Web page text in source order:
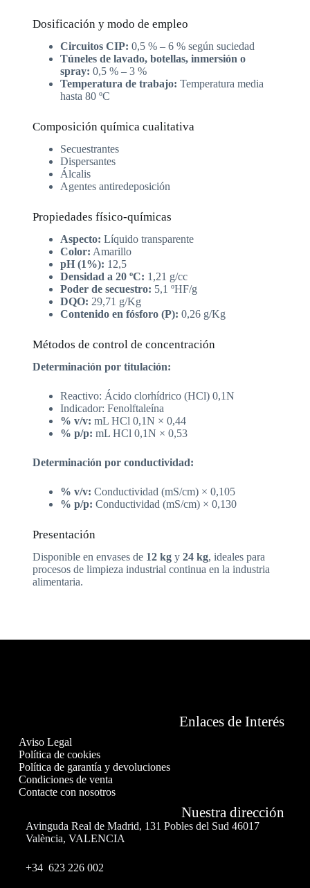
Dosificación y modo de empleo
Circuitos CIP: 0,5 % – 6 % según suciedad
Túneles de lavado, botellas, inmersión o
spray: 0,5 % – 3 %
Temperatura de trabajo: Temperatura media
hasta 80 ºC
Composición química cualitativa
Secuestrantes
Dispersantes
Álcalis
Agentes antiredeposición
Propiedades físico-químicas
Aspecto: Líquido transparente
Color: Amarillo
pH (1%): 12,5
Densidad a 20 ºC: 1,21 g/cc
Poder de secuestro: 5,1 ºHF/g
DQO: 29,71 g/Kg
Contenido en fósforo (P): 0,26 g/Kg
Métodos de control de concentración
Determinación por titulación:
Reactivo: Ácido clorhídrico (HCl) 0,1N
Indicador: Fenolftaleína
% v/v: mL HCl 0,1N × 0,44
% p/p: mL HCl 0,1N × 0,53
Determinación por conductividad:
% v/v: Conductividad (mS/cm) × 0,105
% p/p: Conductividad (mS/cm) × 0,130
Presentación
Disponible en envases de 12 kgy 24 kg, ideales para
procesos de limpieza industrial continua en la industria
alimentaria.
Enlaces de Interés
Aviso Legal
Política de cookies
Política de garantía y devoluciones
Condiciones de venta
Contacte con nosotros
Nuestra dirección
Avinguda Real de Madrid, 131 Pobles del Sud 46017
València, VALENCIA
+34 623 226 002